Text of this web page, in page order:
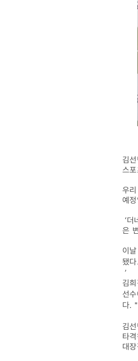
김
스
우
예
‘
은
이
됐
’
김
선
다.
김
타
대